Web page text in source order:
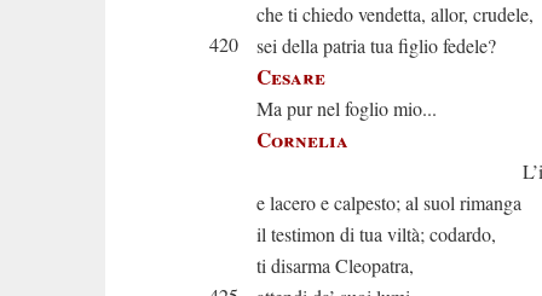
che ti chiedo vendetta, allor, crudele,
420
sei della patria tua figlio fedele?
Cesare
Ma pur nel foglio mio...
Cornelia
L’inutil
e lacero e calpesto; al suol rimanga
il testimon di tua viltà; codardo,
ti disarma Cleopatra,